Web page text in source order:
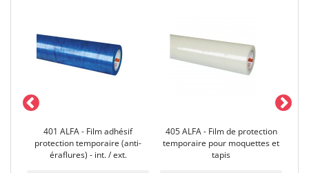
401 ALFA - Film adhésif
protection temporaire (anti-
éraflures) - int. / ext.
405 ALFA - Film de protection
temporaire pour moquettes et
tapis